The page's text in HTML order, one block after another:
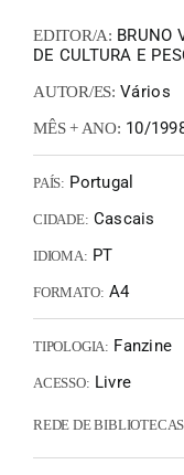
EDITOR/A: BRUNO
DE CULTURA E
AUTOR/ES: Vários
MÊS + ANO: 10/
PAÍS: Portugal
CIDADE: Cascais
IDIOMA: PT
FORMATO: A4
TIPOLOGIA: Fanzine
ACESSO: Livre
REDE DE